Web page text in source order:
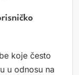
koje često
u odnosu na